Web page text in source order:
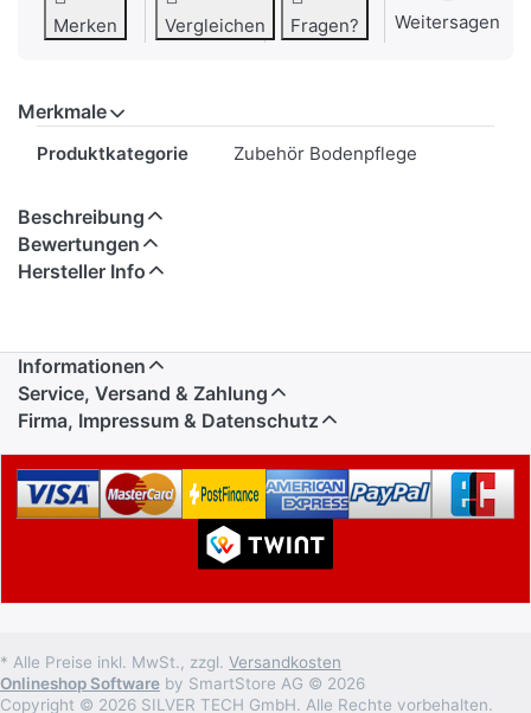
Merken Vergleichen Fragen? Weitersagen
Merkmale
Produktkategorie Zubehör Bodenpflege
Beschreibung
Bewertungen
Hersteller Info
Informationen
Service, Versand & Zahlung
Firma, Impressum & Datenschutz
* Alle Preise inkl. MwSt., zzgl. Versandkosten
Onlineshop Software by SmartStore AG © 2026
Copyright © 2026 SILVER TECH GmbH. Alle Rechte vorbehalten.